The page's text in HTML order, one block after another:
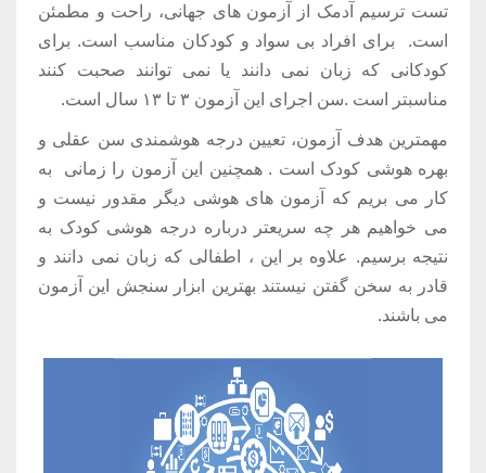
تست ترسیم آدمک از آزمون های جهانی، راحت و مطمئن
است. برای افراد بی سواد و کودکان مناسب است. برای
کودکانی که زبان نمی دانند یا نمی توانند صحبت کنند
مناسبتر است .سن اجرای این آزمون ۳ تا ۱۳ سال است.
مهمترین هدف آزمون، تعیین درجه هوشمندی سن عقلی و
بهره هوشی کودک است . همچنین این آزمون را زمانی به
کار می بریم که آزمون های هوشی دیگر مقدور نیست و
می خواهیم هر چه سریعتر درباره درجه هوشی کودک به
نتیجه برسیم. علاوه بر این ، اطفالی که زبان نمی دانند و
قادر به سخن گفتن نیستند بهترین ابزار سنجش این آزمون
می باشند.